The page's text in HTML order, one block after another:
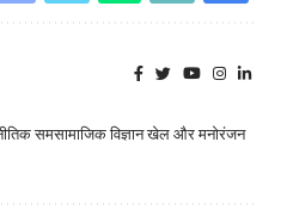
समसामाजिक विज्ञान खेल और मनोरंजन